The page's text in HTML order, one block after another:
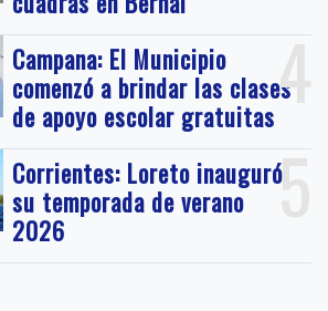
4
Campana: El Municipio
comenzó a brindar las clases
de apoyo escolar gratuitas
5
Corrientes: Loreto inauguró
su temporada de verano
2026